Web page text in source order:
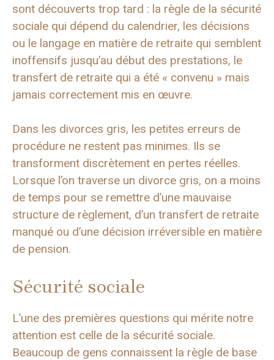
sont découverts trop tard : la règle de la sécurité
sociale qui dépend du calendrier, les décisions
ou le langage en matière de retraite qui semblent
inoffensifs jusqu’au début des prestations, le
transfert de retraite qui a été « convenu » mais
jamais correctement mis en œuvre.
Dans les divorces gris, les petites erreurs de
procédure ne restent pas minimes. Ils se
transforment discrètement en pertes réelles.
Lorsque l’on traverse un divorce gris, on a moins
de temps pour se remettre d’une mauvaise
structure de règlement, d’un transfert de retraite
manqué ou d’une décision irréversible en matière
de pension.
Sécurité sociale
L’une des premières questions qui mérite notre
attention est celle de la sécurité sociale.
Beaucoup de gens connaissent la règle de base